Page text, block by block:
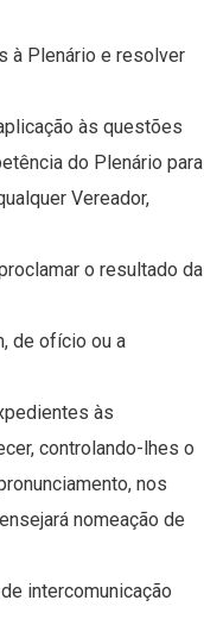
à Plenário e resolver
às questões
do Plenário para
Vereador,
o resultado da
de ofício ou a
às
controlando-lhes o
nos
nomeação de
intercomunicação